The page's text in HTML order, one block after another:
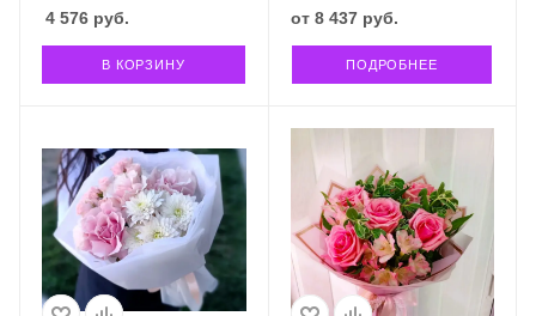
4 576 руб.
В КОРЗИНУ
от 8 437 руб.
ПОДРОБНЕЕ